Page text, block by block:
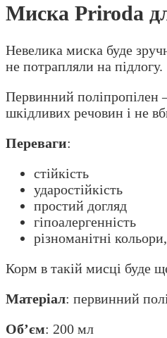
Миска Priroda
Невелика миска буде
не потрапляли на підлогу.
Первинний поліпропілен
шкідливих речовин і не
Переваги:
стійкість
ударостійкість
простий догляд
гіпоалергенність
різноманітні
Корм в такій мисці буде
Матеріал: первинний
Об’єм: 200 мл